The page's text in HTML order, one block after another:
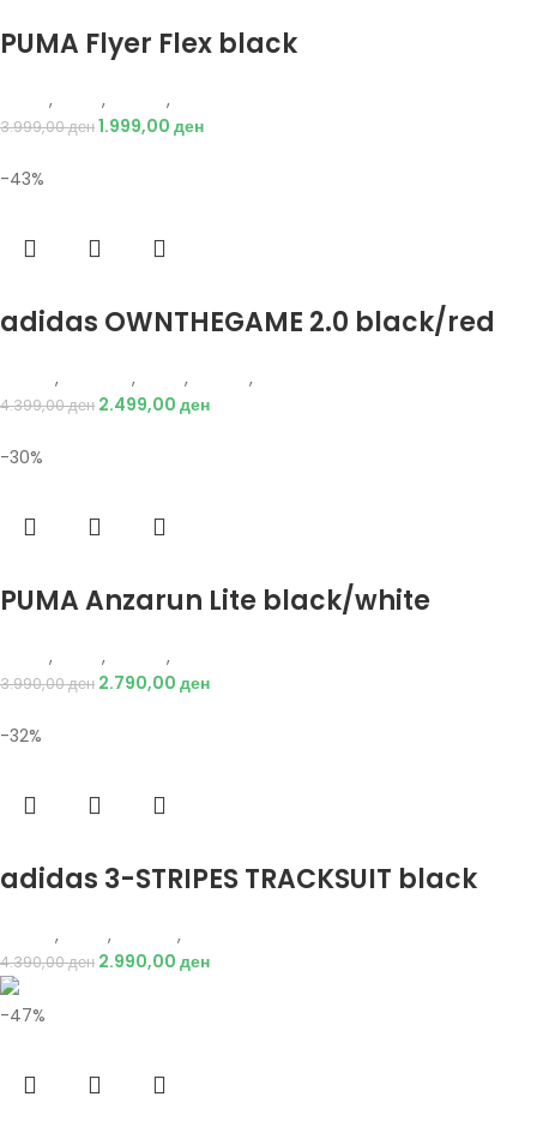
PUMA Flyer Flex black
, , ,
3.999,00ден1.999,00 ден
-43%
adidas OWNTHEGAME 2.0 black/red
, , , ,
4.399,00ден 2.499,00 ден
-30%
PUMA Anzarun Lite black/white
, , ,
3.990,00ден 2.790,00 ден
-32%
adidas 3-STRIPES TRACKSUIT black
, , ,
4.390,00ден 2.990,00 ден
-47%